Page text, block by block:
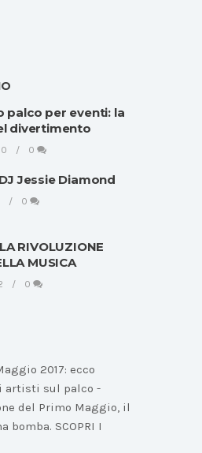
palco per eventi: la
divertimento
0
Jessie Diamond
0
RIVOLUZIONE
MUSICA
0
2017: ecco
artisti sul palco -
del Primo Maggio, il
bomba. SCOPRI I